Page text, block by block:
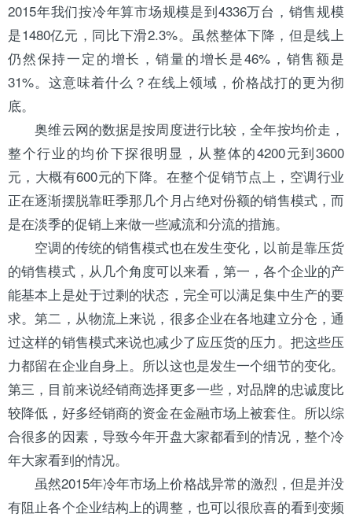
2015年我们按冷年算市场规模是到4336万台，销售规模
是1480亿元，同比下滑2.3%。虽然整体下降，但是线上
仍然保持一定的增长，销量的增长是46%，销售额是
31%。这意味着什么？在线上领域，价格战打的更为彻
底。
奥维云网的数据是按周度进行比较，全年按均价走，
整个行业的均价下探很明显，从整体的4200元到3600
元，大概有600元的下降。在整个促销节点上，空调行业
正在逐渐摆脱靠旺季那几个月占绝对份额的销售模式，而
是在淡季的促销上来做一些减流和分流的措施。
空调的传统的销售模式也在发生变化，以前是靠压货
的销售模式，从几个角度可以来看，第一，各个企业的产
能基本上是处于过剩的状态，完全可以满足集中生产的要
求。第二，从物流上来说，很多企业在各地建立分仓，通
过这样的销售模式来说也减少了应压货的压力。把这些压
力都留在企业自身上。所以这也是发生一个细节的变化。
第三，目前来说经销商选择更多一些，对品牌的忠诚度比
较降低，好多经销商的资金在金融市场上被套住。所以综
合很多的因素，导致今年开盘大家都看到的情况，整个冷
年大家看到的情况。
虽然2015年冷年市场上价格战异常的激烈，但是并没
有阻止各个企业结构上的调整，也可以很欣喜的看到变频